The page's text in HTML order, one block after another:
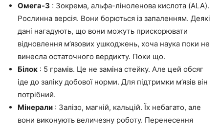
Омега-3 : Зокрема, альфа-ліноленова кислота (ALA).
Рослинна версія. Вони борються із запаленням. Деякі
дані нагадують, що вони можуть прискорювати
відновлення м’язових ушкоджень, хоча наука поки не
винесла остаточного вердикту. Поки що.
Білок : 5 грамів. Це не заміна стейку. Але цей обсяг
іде до заліку добової норми. Для підтримки м’язів він
потрібний.
Мінерали : Залізо, магній, кальцій. Їх небагато, але
вони виконують величезну роботу. Перенесення